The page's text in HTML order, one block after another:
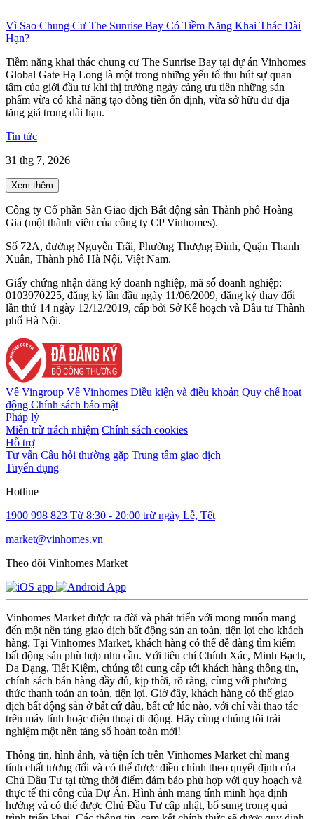
Vì Sao Chung Cư The Sunrise Bay Có Tiềm Năng Khai Thác Dài
Hạn?
Tiềm năng khai thác chung cư The Sunrise Bay tại dự án Vinhomes
Global Gate Hạ Long là một trong những yếu tố thu hút sự quan
tâm của giới đầu tư khi thị trường ngày càng ưu tiên những sản
phẩm vừa có khả năng tạo dòng tiền ổn định, vừa sở hữu dư địa
tăng giá trong dài hạn.
Tin tức
31 thg 7, 2026
Xem thêm
Công ty Cổ phần Sàn Giao dịch Bất động sản Thành phố Hoàng
Gia (một thành viên của công ty CP Vinhomes).
Số 72A, đường Nguyễn Trãi, Phường Thượng Đình, Quận Thanh
Xuân, Thành phố Hà Nội, Việt Nam.
Giấy chứng nhận đăng ký doanh nghiệp, mã số doanh nghiệp:
0103970225, đăng ký lần đầu ngày 11/06/2009, đăng ký thay đổi
lần thứ 14 ngày 12/12/2019, cấp bởi Sở Kế hoạch và Đầu tư Thành
phố Hà Nội.
Về Vingroup Về Vinhomes Điều kiện và điều khoản Quy chế hoạt
động Chính sách bảo mật
Pháp lý
Miễn trừ trách nhiệm Chính sách cookies
Hỗ trợ
Tư vấn Câu hỏi thường gặp Trung tâm giao dịch
Tuyển dụng
Hotline
1900 998 823 Từ 8:30 - 20:00 trừ ngày Lễ, Tết
market@vinhomes.vn
Theo dõi Vinhomes Market
Vinhomes Market được ra đời và phát triển với mong muốn mang
đến một nền tảng giao dịch bất động sản an toàn, tiện lợi cho khách
hàng. Tại Vinhomes Market, khách hàng có thể dễ dàng tìm kiếm
bất động sản phù hợp nhu cầu. Với tiêu chí Chính Xác, Minh Bạch,
Đa Dạng, Tiết Kiệm, chúng tôi cung cấp tới khách hàng thông tin,
chính sách bán hàng đầy đủ, kịp thời, rõ ràng, cùng với phương
thức thanh toán an toàn, tiện lợi. Giờ đây, khách hàng có thể giao
dịch bất động sản ở bất cứ đâu, bất cứ lúc nào, với chỉ vài thao tác
trên máy tính hoặc điện thoại di động. Hãy cùng chúng tôi trải
nghiệm một nền tảng số hoàn toàn mới!
Thông tin, hình ảnh, và tiện ích trên Vinhomes Market chỉ mang
tính chất tương đối và có thể được điều chỉnh theo quyết định của
Chủ Đầu Tư tại từng thời điểm đảm bảo phù hợp với quy hoạch và
thực tế thi công của Dự Án. Hình ảnh mang tính minh họa định
hướng và có thể được Chủ Đầu Tư cập nhật, bổ sung trong quá